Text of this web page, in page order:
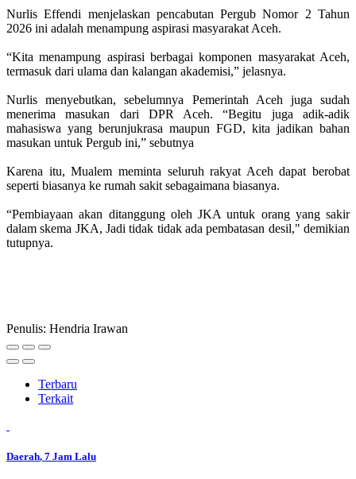
Nurlis Effendi menjelaskan pencabutan Pergub Nomor 2 Tahun
2026 ini adalah menampung aspirasi masyarakat Aceh.
“Kita menampung aspirasi berbagai komponen masyarakat Aceh,
termasuk dari ulama dan kalangan akademisi,” jelasnya.
Nurlis menyebutkan, sebelumnya Pemerintah Aceh juga sudah
menerima masukan dari DPR Aceh. “Begitu juga adik-adik
mahasiswa yang berunjukrasa maupun FGD, kita jadikan bahan
masukan untuk Pergub ini,” sebutnya
Karena itu, Mualem meminta seluruh rakyat Aceh dapat berobat
seperti biasanya ke rumah sakit sebagaimana biasanya.
“Pembiayaan akan ditanggung oleh JKA untuk orang yang sakir
dalam skema JKA, Jadi tidak tidak ada pembatasan desil," demikian
tutupnya.
Penulis: Hendria Irawan
Terbaru
Terkait
Daerah, 7 Jam Lalu